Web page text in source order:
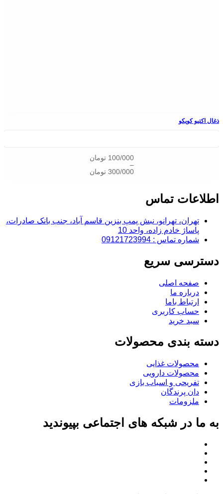
ذغال اکتیو کویکو
100/000 تومان
–
300/000 تومان
اطلاعات تماس
تهران، تهرانو، نبش پمپ بنزین قاسم آباد، جنب بانک صادرات،
پاساژ خادم زاده، واحد 10
شماره تماس : 09121723994
دسترسی سریع
صفحه اصلی
درباره ما
ارتباط باما
حساب کاربری
سبد خرید
دسته بندی محصولات
محصولات غذایی
محصولات دارویی
تفریحی و اسباب بازی
دان پرندگان
ملزومات
به ما در شبکه های اجتماعی بپیوندید